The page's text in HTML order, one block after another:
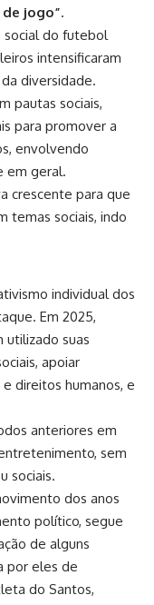
jogo”.
social do futebol
intensificaram
diversidade.
pautas sociais,
para promover a
envolvendo
em geral.
crescente para que
temas sociais, indo
individual dos
Em 2025,
utilizado suas
apoiar
direitos humanos, e
anteriores em
sem
sociais.
dos anos
político, segue
de alguns
por eles de
do Santos,